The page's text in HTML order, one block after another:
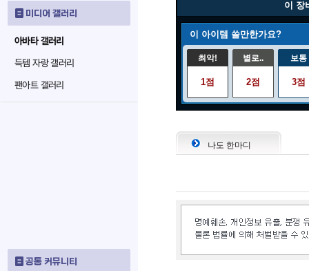
미디어 갤러리
아바타 갤러리
득템 자랑 갤러리
팬아트 갤러리
공통 커뮤니티
이 장
이 아이템 쓸만한가요?
최악!
1점
별로..
2점
보통
3점
나도 한마디